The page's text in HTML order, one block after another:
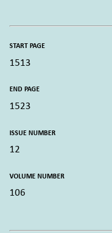
START PAGE
1513
END PAGE
1523
ISSUE NUMBER
12
VOLUME NUMBER
106